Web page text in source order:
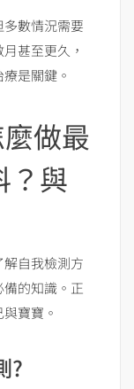
數情況需要
甚至更久，
是關鍵。
做最
？與
自我檢測方
的知識。正
寶寶。
?